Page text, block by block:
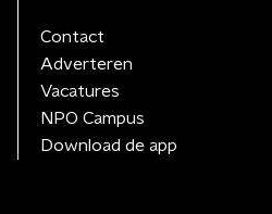
Contact
Adverteren
Vacatures
NPO Campus
Download de app